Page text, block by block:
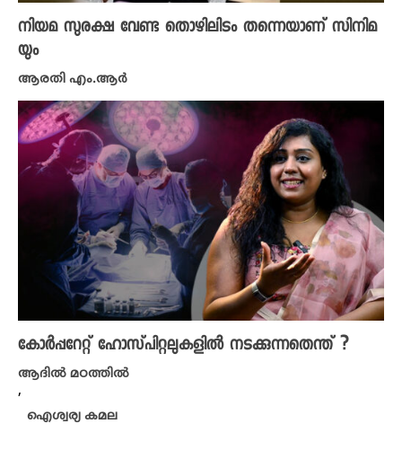
നിയമ സുരക്ഷ വേണ്ട തൊഴിലിടം തന്നെയാണ് സിനിമ
യും
ആരതി എം.ആർ
കോർപ്പറേറ്റ് ഹോസ്‌പിറ്റലുകളിൽ നടക്കുന്നതെന്ത് ?
ആദിൽ മഠത്തിൽ
,
ഐശ്വര്യ കമല